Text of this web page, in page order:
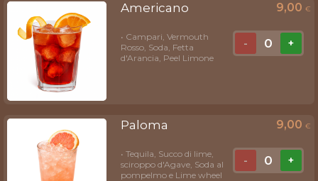
Americano 9,00 €
• Campari, Vermouth
Rosso, Soda, Fetta
d'Arancia, Peel Limone
- 0 +
Paloma 9,00 €
• Tequila, Succo di lime,
sciroppo d'Agave, Soda al
pompelmo e Lime wheel
- 0 +